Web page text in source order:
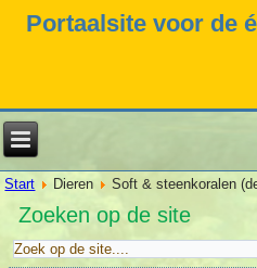
Portaalsite voor de
Start Dieren Soft & steenkoralen
Zoeken op de site